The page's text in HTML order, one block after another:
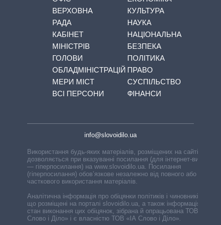
ВЕРХОВНА
РАДА
КАБІНЕТ
МІНІСТРІВ
ГОЛОВИ
ОБЛАДМІНІСТРАЦІЙ
МЕРИ МІСТ
ВСІ ПЕРСОНИ
КУЛЬТУРА
НАУКА
НАЦІОНАЛЬНА
БЕЗПЕКА
ПОЛІТИКА
ПРАВО
СУСПІЛЬСТВО
ФІНАНСИ
info@slovoidilo.ua
Використання будь-яких матеріалів, розміщених на сайті,
дозволяється при вказуванні посилання (для інтернет-видань
— гіперпосилання) на www.slovoidilo.ua. Посилання
(гіперпосилання) обов’язкове незалежно від повного або
часткового використання матеріалів.
Аналітична інформація про обіцянки політиків і чиновників,
що розміщені на порталі slovoidilo.ua, а також інформація про
стан виконання цих обіцянок, зібрана й опрацьована ТОВ «ІА
Слово і Діло» і є власністю ТОВ «ІА Слово і Діло».